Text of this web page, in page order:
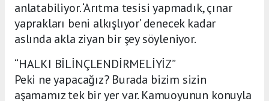
anlatabiliyor. ‘Arıtma tesisi yapmadık, çınar
yaprakları beni alkışlıyor’ denecek kadar
aslında akla ziyan bir şey söyleniyor.
“HALKI BİLİNÇLENDİRMELİYİZ”
Peki ne yapacağız? Burada bizim sizin
aşamamız tek bir yer var. Kamuoyunun konuyla